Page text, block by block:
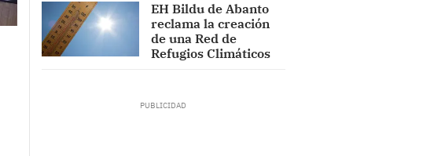
EH Bildu de Abanto
reclama la creación
de una Red de
Refugios Climáticos